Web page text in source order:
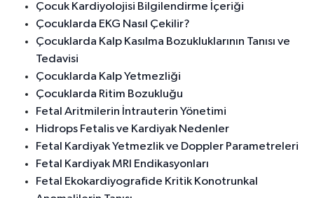
Çocuk Kardiyolojisi Bilgilendirme İçeriği
Çocuklarda EKG Nasıl Çekilir?
Çocuklarda Kalp Kasılma Bozukluklarının Tanısı ve
Tedavisi
Çocuklarda Kalp Yetmezliği
Çocuklarda Ritim Bozukluğu
Fetal Aritmilerin İntrauterin Yönetimi
Hidrops Fetalis ve Kardiyak Nedenler
Fetal Kardiyak Yetmezlik ve Doppler Parametreleri
Fetal Kardiyak MRI Endikasyonları
Fetal Ekokardiyografide Kritik Konotrunkal